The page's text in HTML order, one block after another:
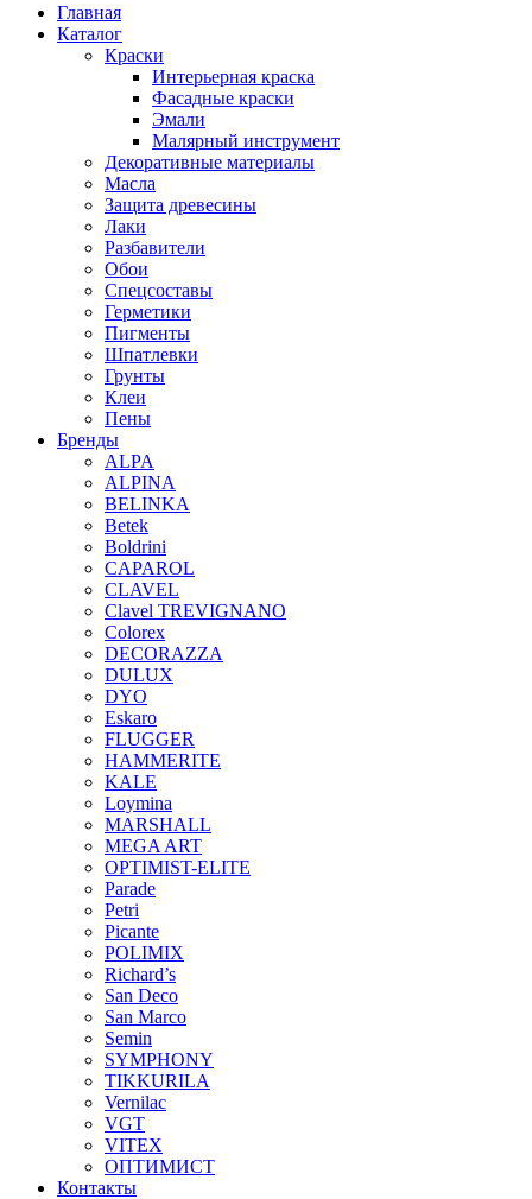
Главная
Каталог
Краски
Интерьерная краска
Фасадные краски
Эмали
Малярный инструмент
Декоративные материалы
Масла
Защита древесины
Лаки
Разбавители
Обои
Спецсоставы
Герметики
Пигменты
Шпатлевки
Грунты
Клеи
Пены
Бренды
ALPA
ALPINA
BELINKA
Betek
Boldrini
CAPAROL
CLAVEL
Clavel TREVIGNANO
Colorex
DECORAZZA
DULUX
DYO
Eskaro
FLUGGER
HAMMERITE
KALE
Loymina
MARSHALL
MEGA ART
OPTIMIST-ELITE
Parade
Petri
Picante
POLIMIX
Richard’s
San Deco
San Marco
Semin
SYMPHONY
TIKKURILA
Vernilac
VGT
VITEX
ОПТИМИСТ
Контакты